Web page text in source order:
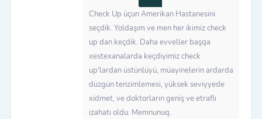
Check Up üçun Amerikan Hastanesini
seçdik. Yoldaşım ve men her ikimiz check
up dan keçdik. Daha evveller başqa
xestexanalarda keçdiyimiz check
up'lardan üstünlüyü, müayinelerin ardarda
düzgün tenzimlemesi, yüksek seviyyede
xidmet, ve doktorların geniş ve etraflı
izahatı oldu. Memnunuq.